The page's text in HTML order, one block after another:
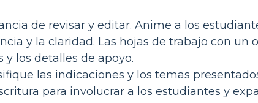
de revisar y editar. Anime a los
y la claridad. Las hojas de trabajo con un
los detalles de apoyo.
las indicaciones y los temas
para involucrar a los estudiantes y